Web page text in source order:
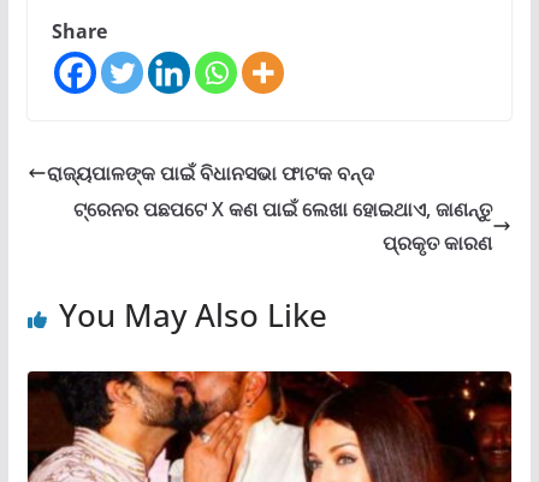
Share
ରାଜ୍ୟପାଳଙ୍କ ପାଇଁ ବିଧାନସଭା ଫାଟକ ବନ୍ଦ
ଟ୍ରେନର ପଛପଟେ X କଣ ପାଇଁ ଲେଖା ହୋଇଥାଏ, ଜାଣନ୍ତୁ
ପ୍ରକୃତ କାରଣ
You May Also Like